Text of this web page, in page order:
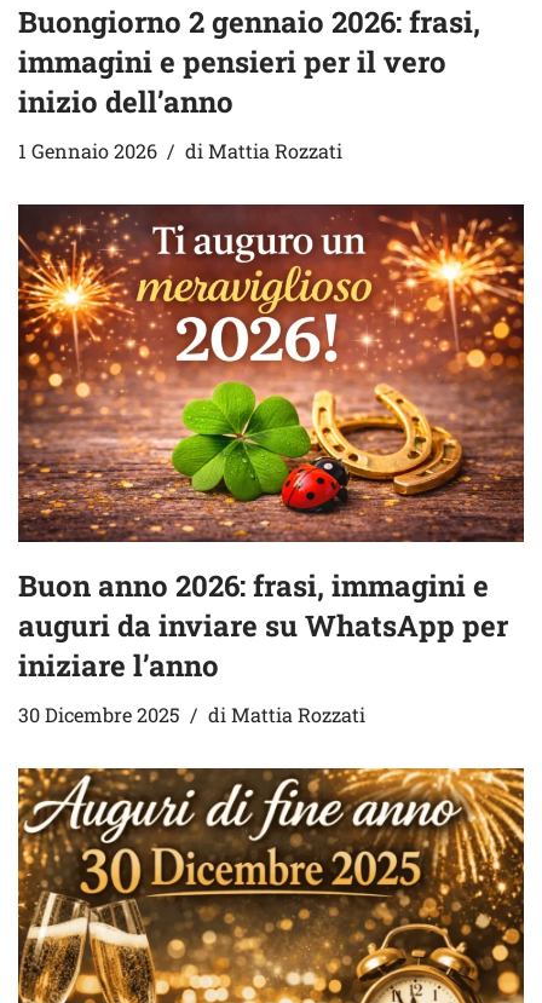
Buongiorno 2 gennaio 2026: frasi,
immagini e pensieri per il vero
inizio dell’anno
1 Gennaio 2026 di Mattia Rozzati
Buon anno 2026: frasi, immagini e
auguri da inviare su WhatsApp per
iniziare l’anno
30 Dicembre 2025 di Mattia Rozzati